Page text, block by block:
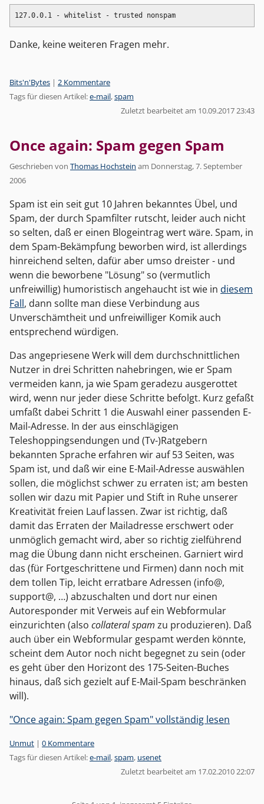
127.0.0.1 - whitelist - trusted nonspam
Danke, keine weiteren Fragen mehr.
Kategorien:
Bits'n'Bytes | 2 Kommentare
Tags für diesen Artikel:e-mail,spam
Zuletzt bearbeitet am 10.09.2017 23:43
Once again: Spam gegen Spam
Geschrieben von Thomas Hochstein am Donnerstag, 7. September
2006
Spam ist ein seit gut 10 Jahren bekanntes Übel, und
Spam, der durch Spamfilter rutscht, leider auch nicht
so selten, daß er einen Blogeintrag wert wäre. Spam, in
dem Spam-Bekämpfung beworben wird, ist allerdings
hinreichend selten, dafür aber umso dreister - und
wenn die beworbene "Lösung" so (vermutlich
unfreiwillig) humoristisch angehaucht ist wie in diesem
Fall, dann sollte man diese Verbindung aus
Unverschämtheit und unfreiwilliger Komik auch
entsprechend würdigen.
Das angepriesene Werk will dem durchschnittlichen
Nutzer in drei Schritten nahebringen, wie er Spam
vermeiden kann, ja wie Spam geradezu ausgerottet
wird, wenn nur jeder diese Schritte befolgt. Kurz gefaßt
umfaßt dabei Schritt 1 die Auswahl einer passenden E-
Mail-Adresse. In der aus einschlägigen
Teleshoppingsendungen und (Tv-)Ratgebern
bekannten Sprache erfahren wir auf 53 Seiten, was
Spam ist, und daß wir eine E-Mail-Adresse auswählen
sollen, die möglichst schwer zu erraten ist; am besten
sollen wir dazu mit Papier und Stift in Ruhe unserer
Kreativität freien Lauf lassen. Zwar ist richtig, daß
damit das Erraten der Mailadresse erschwert oder
unmöglich gemacht wird, aber so richtig zielführend
mag die Übung dann nicht erscheinen. Garniert wird
das (für Fortgeschrittene und Firmen) dann noch mit
dem tollen Tip, leicht erratbare Adressen (info@,
support@, …) abzuschalten und dort nur einen
Autoresponder mit Verweis auf ein Webformular
einzurichten (also collateral spam zu produzieren). Daß
auch über ein Webformular gespamt werden könnte,
scheint dem Autor noch nicht begegnet zu sein (oder
es geht über den Horizont des 175-Seiten-Buches
hinaus, daß sich gezielt auf E-Mail-Spam beschränken
will).
"Once again: Spam gegen Spam" vollständig lesen
Kategorien:
Unmut | 0 Kommentare
Tags für diesen Artikel:e-mail,spam, usenet
Zuletzt bearbeitet am 17.02.2010 22:07